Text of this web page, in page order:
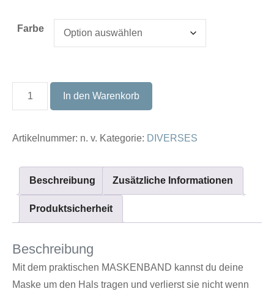
Farbe
MASKENBAND
In den Warenkorb
Artikelnummer: n. v. Kategorie: DIVERSES
Beschreibung Zusätzliche Informationen
Produktsicherheit
Beschreibung
Mit dem praktischen MASKENBAND kannst du deine
Maske um den Hals tragen und verlierst sie nicht wenn